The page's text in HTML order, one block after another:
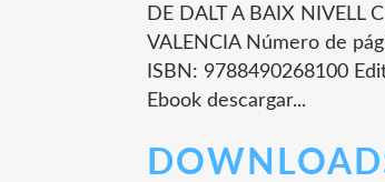
DE DALT A BAIX NIVELL
VALENCIA Número de
ISBN: 9788490268100
Ebook descargar...